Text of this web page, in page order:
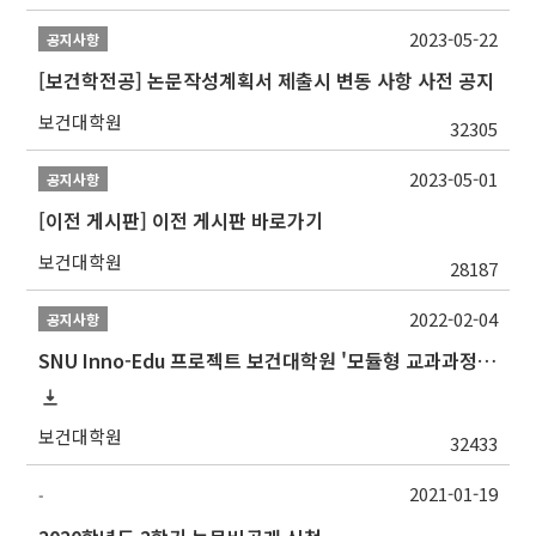
공지사항
[보건학전공] 논문작성계획서 제출시 변동 사항 사전 공지
보건대학원 32305
2023-05-22
공지사항
[이전 게시판] 이전 게시판 바로가기
보건대학원 28187
2023-05-01
공지사항
SNU Inno-Edu 프로젝트 보건대학원 '모듈형 교과과정' 안내(revised 2022/2/28)
보건대학원 32433
2022-02-04
- 2021-01-19